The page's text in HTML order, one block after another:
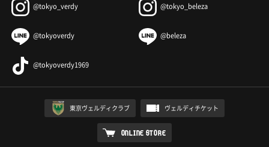
@tokyo_verdy @tokyo_beleza
@tokyoverdy @beleza
@tokyoverdy1969
東京ヴェルディクラブ ヴェルディチケット
ONLINE STORE